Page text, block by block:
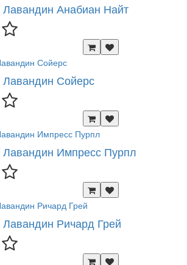
Анабиан Найт
Сойерс
Лавандин Импресс Пурпл
Ричард Грей